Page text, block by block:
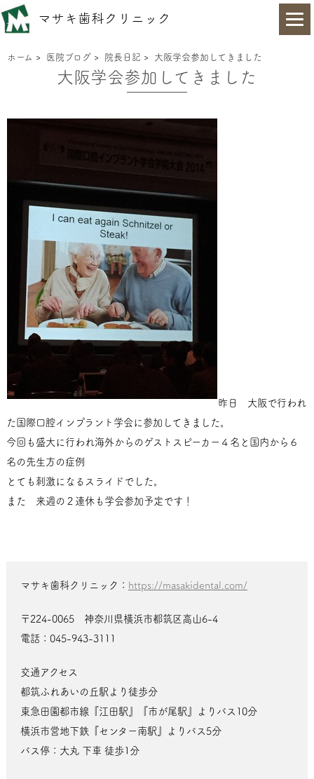
マサキ歯科クリニック
ホーム > 医院ブログ > 院長日記 > 大阪学会参加してきました
大阪学会参加してきました
昨日 大阪で行われ
た国際口腔インプラント学会に参加してきました。
今回も盛大に行われ海外からのゲストスピーカー４名と国内から６
名の先生方の症例
とても刺激になるスライドでした。
また 来週の２連休も学会参加予定です！
マサキ歯科クリニック： https://masakidental.com/
〒224-0065 神奈川県横浜市都筑区高山6-4
電話：045-943-3111
交通アクセス
都筑ふれあいの丘駅より徒歩分
東急田園都市線『江田駅』『市が尾駅』よりバス10分
横浜市営地下鉄『センター南駅』よりバス5分
バス停：大丸 下車 徒歩1分